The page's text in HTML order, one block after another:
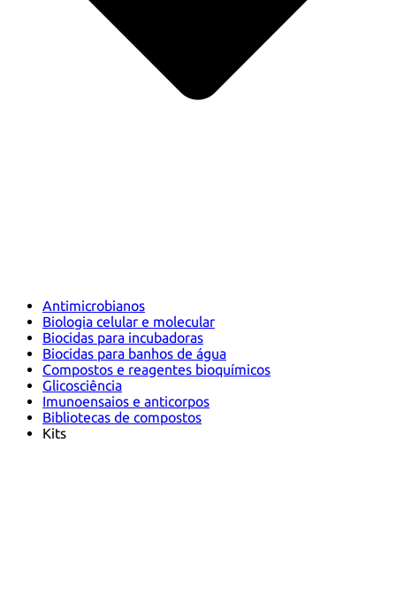
Antimicrobianos
Biologia celular e molecular
Biocidas para incubadoras
Biocidas para banhos de água
Compostos e reagentes bioquímicos
Glicosciência
Imunoensaios e anticorpos
Bibliotecas de compostos
Kits